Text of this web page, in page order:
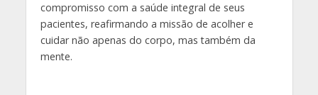
compromisso com a saúde integral de seus
pacientes, reafirmando a missão de acolher e
cuidar não apenas do corpo, mas também da
mente.